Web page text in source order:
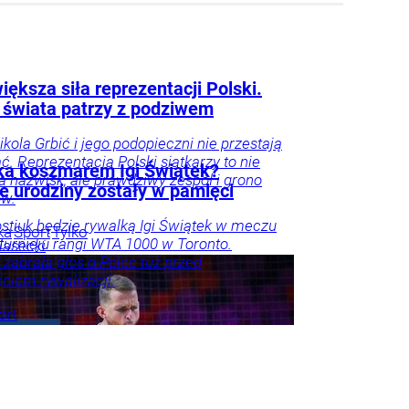
siła reprezentacji Polski.
patrzy z podziwem
Grbić i jego podopieczni nie przestają
Reprezentacja Polski siatkarzy to nie
nazwisk, ale prawdziwy zespół i grono
SportTylko
koszmarem Igi Świątek?
urodziny zostały w pamięci
będzie rywalką Igi Świątek w meczu
rangi WTA 1000 w Toronto.
głos o Polce tuż przed
rywalizacji.